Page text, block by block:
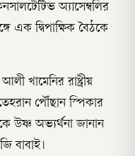
অ্যাসেম্বলির
এক দ্বিপাক্ষিক বৈঠকে
খামেনির রাষ্ট্রীয়
পৌঁছান স্পিকার
উষ্ণ অভ্যর্থনা জানান
বাবাই।